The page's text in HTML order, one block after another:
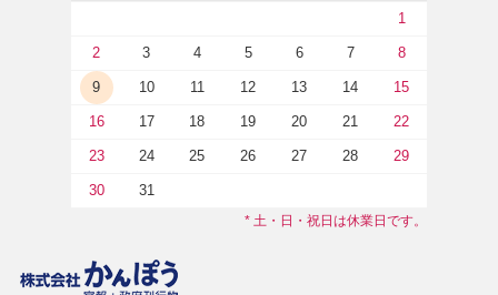
1
2 3 4 5 6 7 8
9 10 11 12 13 14 15
16 17 18 19 20 21 22
23 24 25 26 27 28 29
30 31
* 土・日・祝日は休業日です。